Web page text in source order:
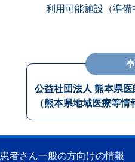
利用可能施設（準備
公益社団法人 熊本県医
（熊本県地域医療等情
患者さん一般の方向けの情報